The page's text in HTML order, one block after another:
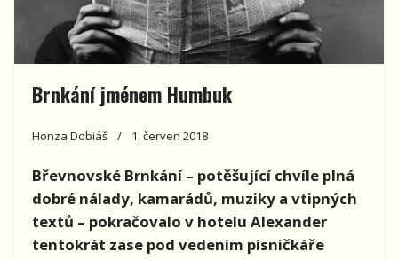
Brnkání jménem Humbuk
Honza Dobiáš 1. červen 2018
Břevnovské Brnkání – potěšující chvíle plná
dobré nálady, kamarádů, muziky a vtipných
textů – pokračovalo v hotelu Alexander
tentokrát zase pod vedením písničkáře